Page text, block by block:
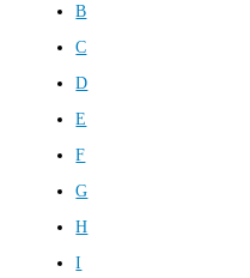
B
C
D
E
F
G
H
I